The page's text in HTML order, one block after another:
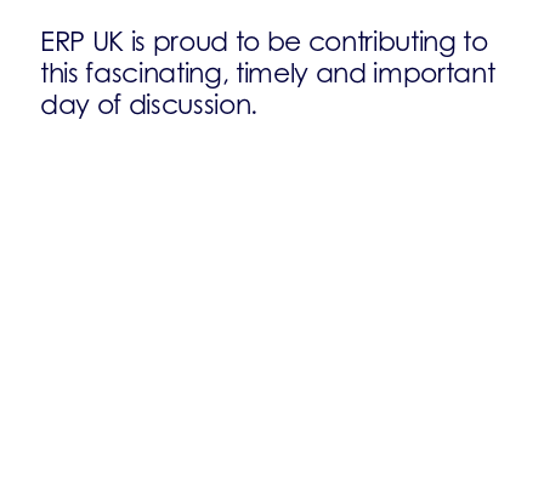
ERP UK is proud to be contributing to
this fascinating, timely and important
day of discussion.